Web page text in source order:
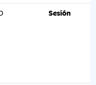
Sesión